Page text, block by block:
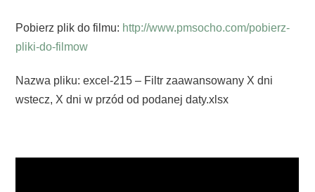
Pobierz plik do filmu: http://www.pmsocho.com/pobierz-
pliki-do-filmow
Nazwa pliku: excel-215 – Filtr zaawansowany X dni
wstecz, X dni w przód od podanej daty.xlsx